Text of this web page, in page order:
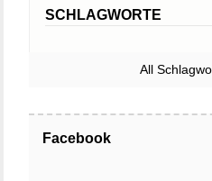
SCHLAGWORTE
All
Facebook